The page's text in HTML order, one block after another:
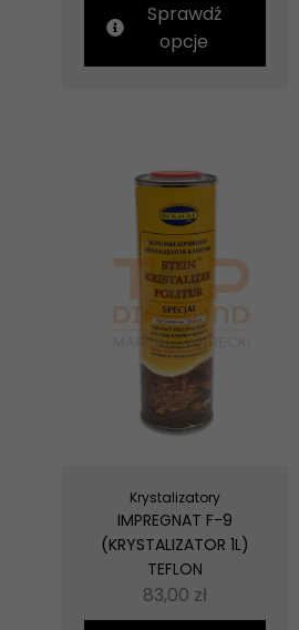
Sprawdź
opcje
Krystalizatory
IMPREGNAT F-9
(KRYSTALIZATOR 1L)
TEFLON
83,00 zł